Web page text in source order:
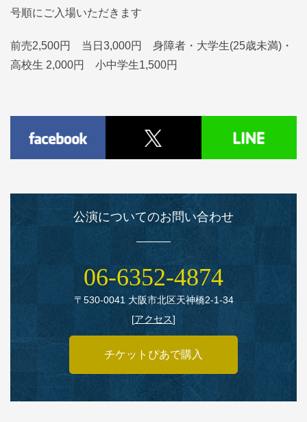
号順にご入場いただきます
前売2,500円 当日3,000円 身障者・大学生(25歳未満)・
高校生 2,000円 小中学生1,500円
公演についてのお問い合わせ
06‑6352‑4874
〒530‑0041 大阪市北区天神橋2‑1‑34
[アクセス]
チケットぴあで購入